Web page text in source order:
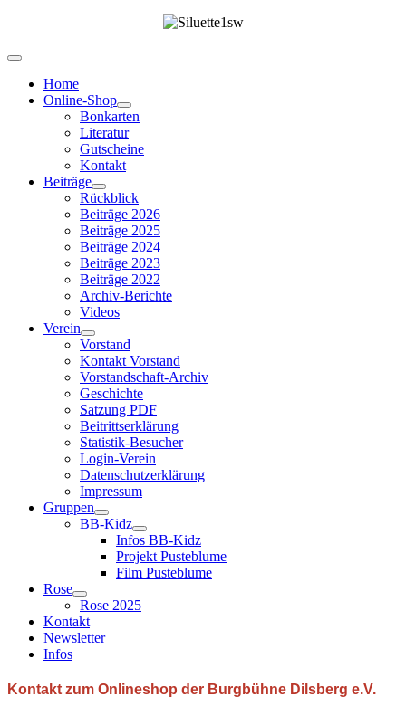
Home
Online-Shop
Bonkarten
Literatur
Gutscheine
Kontakt
Beiträge
Rückblick
Beiträge 2026
Beiträge 2025
Beiträge 2024
Beiträge 2023
Beiträge 2022
Archiv-Berichte
Videos
Verein
Vorstand
Kontakt Vorstand
Vorstandschaft-Archiv
Geschichte
Satzung PDF
Beitrittserklärung
Statistik-Besucher
Login-Verein
Datenschutzerklärung
Impressum
Gruppen
BB-Kidz
Infos BB-Kidz
Projekt Pusteblume
Film Pusteblume
Rose
Rose 2025
Kontakt
Newsletter
Infos
Kontakt zum Onlineshop der Burgbühne Dilsberg e.V.